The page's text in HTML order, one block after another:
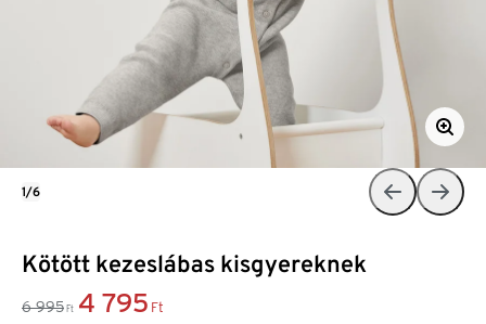
Kötött kezeslábas kisgyereknek
6 995 Ft 4 795 Ft
1/6